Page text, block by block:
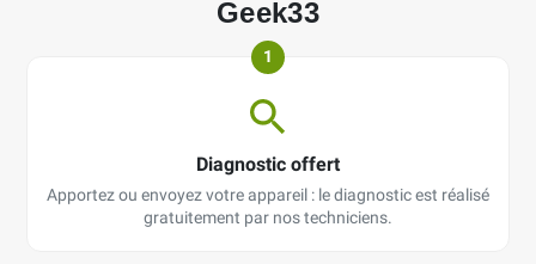
Geek33
1
Diagnostic offert
Apportez ou envoyez votre appareil : le diagnostic est réalisé
gratuitement par nos techniciens.